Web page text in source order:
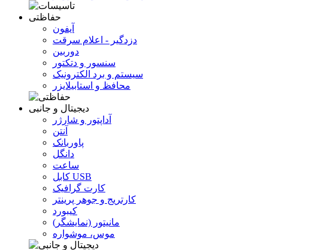
حفاظتی
آیفون
دزدگیر - اعلام سرقت
دوربین
سنسور و دتکتور
سیستم و برد الکترونیک
محافظ و استابیلایزر
دیجیتال و جانبی
آداپتور و شارژر
آنتن
پاوربانک
دانگل
ساعت
کابل USB
کارت گرافیک
کارتریج و جوهر پرینتر
کیبورد
مانیتور (نمایشگر)
موس، موشواره